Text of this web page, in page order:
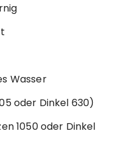
Wasser
oder Dinkel 630)
1050 oder Dinkel